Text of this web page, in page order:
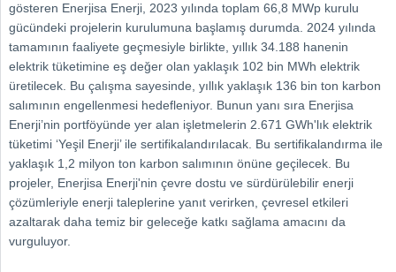
gösteren Enerjisa Enerji, 2023 yılında toplam 66,8 MWp kurulu
gücündeki projelerin kurulumuna başlamış durumda. 2024 yılında
tamamının faaliyete geçmesiyle birlikte, yıllık 34.188 hanenin
elektrik tüketimine eş değer olan yaklaşık 102 bin MWh elektrik
üretilecek. Bu çalışma sayesinde, yıllık yaklaşık 136 bin ton karbon
salımının engellenmesi hedefleniyor. Bunun yanı sıra Enerjisa
Enerji’nin portföyünde yer alan işletmelerin 2.671 GWh'lık elektrik
tüketimi ‘Yeşil Enerji’ ile sertifikalandırılacak. Bu sertifikalandırma ile
yaklaşık 1,2 milyon ton karbon salımının önüne geçilecek. Bu
projeler, Enerjisa Enerji'nin çevre dostu ve sürdürülebilir enerji
çözümleriyle enerji taleplerine yanıt verirken, çevresel etkileri
azaltarak daha temiz bir geleceğe katkı sağlama amacını da
vurguluyor.